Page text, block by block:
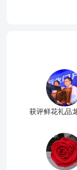
获评鲜花礼品